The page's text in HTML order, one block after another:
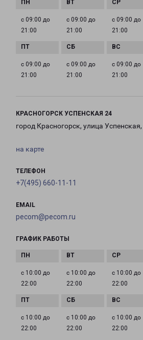
с 09:00 до
21:00
с 09:00 до
21:00
с 09:00 до
21:00
с 09:00 до
21:00
с 09:00 до
21:00
с 09:00 до
21:00
КРАСНОГОРСК УСПЕНСКАЯ 24
город Красногорск, улица
на карте
ТЕЛЕФОН
+7(495) 660-11-11
EMAIL
pecom@pecom.ru
ГРАФИК РАБОТЫ
с 10:00 до
22:00
с 10:00 до
22:00
с 10:00 до
22:00
с 10:00 до
22:00
с 10:00 до
22:00
с 10:00 до
22:00